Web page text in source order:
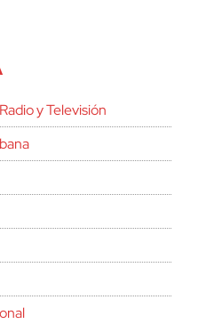
y Televisión